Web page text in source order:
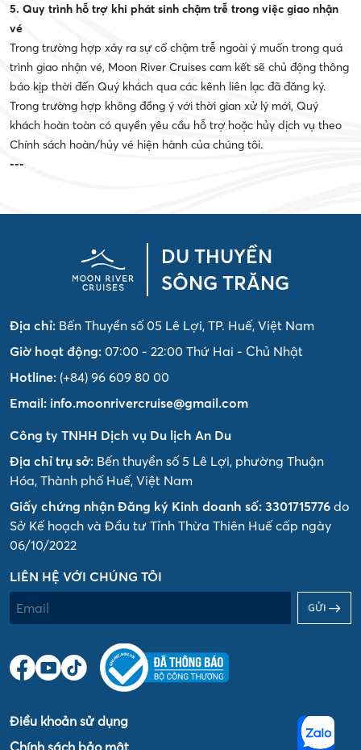
5. Quy trình hỗ trợ khi phát sinh chậm trễ trong việc giao nhận
vé
Trong trường hợp xảy ra sự cố chậm trễ ngoài ý muốn trong quá
trình giao nhận vé, Moon River Cruises cam kết sẽ chủ động thông
báo kịp thời đến Quý khách qua các kênh liên lạc đã đăng ký.
Trong trường hợp không đồng ý với thời gian xử lý mới, Quý
khách hoàn toàn có quyền yêu cầu hỗ trợ hoặc hủy dịch vụ theo
Chính sách hoàn/hủy vé hiện hành của chúng tôi.
---
DU THUYỀN
SÔNG TRĂNG
Địa chỉ: Bến Thuyền số 05 Lê Lợi, TP. Huế, Việt Nam
Giờ hoạt động: 07:00 - 22:00 Thứ Hai - Chủ Nhật
Hotline: (+84) 96 609 80 00
Email: info.moonrivercruise@gmail.com
Công ty TNHH Dịch vụ Du lịch An Du
Địa chỉ trụ sở: Bến thuyền số 5 Lê Lợi, phường Thuận
Hóa, Thành phố Huế, Việt Nam
Giấy chứng nhận Đăng ký Kinh doanh số: 3301715776 do
Sở Kế hoạch và Đầu tư Tỉnh Thừa Thiên Huế cấp ngày
06/10/2022
LIÊN HỆ VỚI CHÚNG TÔI
GỬI
Điều khoản sử dụng
Chính sách bảo mật